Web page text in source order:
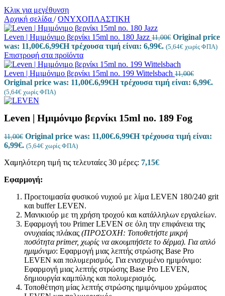
Κλικ για μεγέθυνση
Αρχική σελίδα / ΟΝΥΧΟΠΛΑΣΤΙΚΗ
Leven | Ημιμόνιμο βερνίκι 15ml no. 180 Jazz 11,00€ Original price
was: 11,00€.6,99€Η τρέχουσα τιμή είναι: 6,99€. (5,64€ χωρίς ΦΠΑ)
Επιστροφή στα προϊόντα
Leven | Ημιμόνιμο βερνίκι 15ml no. 199 Wittelsbach 11,00€
Original price was: 11,00€.6,99€Η τρέχουσα τιμή είναι: 6,99€.
(5,64€ χωρίς ΦΠΑ)
Leven | Ημιμόνιμο βερνίκι 15ml no. 189 Fog
11,00€ Original price was: 11,00€.6,99€Η τρέχουσα τιμή είναι:
6,99€. (5,64€ χωρίς ΦΠΑ)
Χαμηλότερη τιμή τις τελευταίες 30 μέρες: 7,15€
Εφαρμογή:
Προετοιμασία φυσικού νυχιού με λίμα LEVEN 180/240 grit
και buffer LEVEN.
Μανικιούρ με τη χρήση τροχού και κατάλληλων εργαλείων.
Εφαρμογή του Primer LEVEN σε όλη την επιφάνεια της
ονυχιαίας πλάκας (ΠΡΟΣΟΧΗ: Τοποθετήστε μικρή
ποσότηταprimer, χωρίς να ακουμπήσετε το δέρμα). Για απλό
ημιμόνιμο: Εφαρμογή μιας λεπτής στρώσης Base Pro
LEVEN και πολυμερισμός. Για ενισχυμένο ημιμόνιμο:
Εφαρμογή μιας λεπτής στρώσης Base Pro LEVEN,
δημιουργία καμπύλης και πολυμερισμός.
Τοποθέτηση μίας λεπτής στρώσης ημιμόνιμου χρώματος